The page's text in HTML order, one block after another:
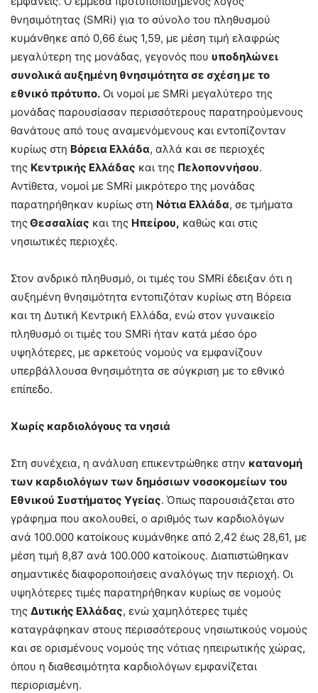
θνησιμότητας (SMRi) για το σύνολο του πληθυσμού
κυμάνθηκε από 0,66 έως 1,59, με μέση τιμή ελαφρώς
μεγαλύτερη της μονάδας, γεγονός που υποδηλώνει
συνολικά αυξημένη θνησιμότητα σε σχέση με το
εθνικό πρότυπο. Οι νομοί με SMRi μεγαλύτερο της
μονάδας παρουσίασαν περισσότερους παρατηρούμενους
θανάτους από τους αναμενόμενους και εντοπίζονταν
κυρίως στη Βόρεια Ελλάδα, αλλά και σε περιοχές
της Κεντρικής Ελλάδας και της Πελοποννήσου.
Αντίθετα, νομοί με SMRi μικρότερο της μονάδας
παρατηρήθηκαν κυρίως στη Νότια Ελλάδα, σε τμήματα
τηςΘεσσαλίας και της Ηπείρου, καθώς και στις
νησιωτικές περιοχές.
Στον ανδρικό πληθυσμό, οι τιμές του SMRi έδειξαν ότι η
αυξημένη θνησιμότητα εντοπιζόταν κυρίως στη Βόρεια
και τη Δυτική Κεντρική Ελλάδα, ενώ στον γυναικείο
πληθυσμό οι τιμές του SMRi ήταν κατά μέσο όρο
υψηλότερες, με αρκετούς νομούς να εμφανίζουν
υπερβάλλουσα θνησιμότητα σε σύγκριση με το εθνικό
επίπεδο.
Χωρίς καρδιολόγους τα νησιά
Στη συνέχεια, η ανάλυση επικεντρώθηκε στην κατανομή
των καρδιολόγων των δημόσιων νοσοκομείων του
Εθνικού Συστήματος Υγείας. Όπως παρουσιάζεται στο
γράφημα που ακολουθεί, ο αριθμός των καρδιολόγων
ανά 100.000 κατοίκους κυμάνθηκε από 2,42 έως 28,61, με
μέση τιμή 8,87 ανά 100.000 κατοίκους. Διαπιστώθηκαν
σημαντικές διαφοροποιήσεις αναλόγως την περιοχή. Οι
υψηλότερες τιμές παρατηρήθηκαν κυρίως σε νομούς
της Δυτικής Ελλάδας, ενώ χαμηλότερες τιμές
καταγράφηκαν στους περισσότερους νησιωτικούς νομούς
και σε ορισμένους νομούς της νότιας ηπειρωτικής χώρας,
όπου η διαθεσιμότητα καρδιολόγων εμφανίζεται
περιορισμένη.